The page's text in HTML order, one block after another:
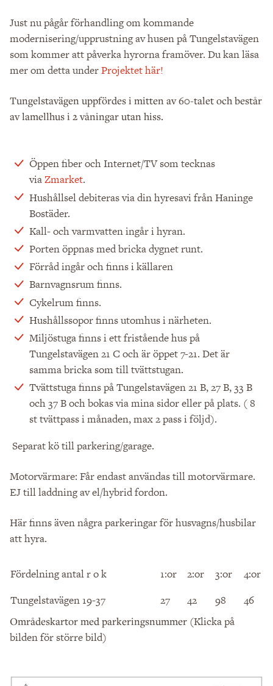
Just nu pågår förhandling om kommande
modernisering/upprustning av husen på Tungelstavägen
som kommer att påverka hyrorna framöver. Du kan läsa
mer om detta underProjektet här!
Tungelstavägen uppfördes i mitten av 60-talet och består
av lamellhus i 2 våningar utan hiss.
Öppen fiber och Internet/TV som tecknas
viaZmarket.
Hushållsel debiteras via din hyresavi från Haninge
Bostäder.
Kall- och varmvatten ingår i hyran.
Porten öppnas med bricka dygnet runt.
Förråd ingår och finns i källaren
Barnvagnsrum finns.
Cykelrum finns.
Hushållssopor finns utomhus i närheten.
Miljöstuga finns i ett fristående hus på
Tungelstavägen 21 C och är öppet 7-21. Det är
samma bricka som till tvättstugan.
Tvättstuga finns på Tungelstavägen 21 B, 27 B, 33 B
och 37 B och bokas via mina sidor eller på plats. ( 8
st tvättpass i månaden, max 2 pass i följd).
Separat kö till parkering/garage.
Motorvärmare: Får endast användas till motorvärmare.
EJ till laddning av el/hybrid fordon.
Här finns även några parkeringar för husvagns/husbilar
att hyra.
Fördelning antal r o k 1:or 2:or 3:or 4:or
Tungelstavägen 19-37
27 42 98 46
Områdeskartor med parkeringsnummer (Klicka på
bilden för större bild)